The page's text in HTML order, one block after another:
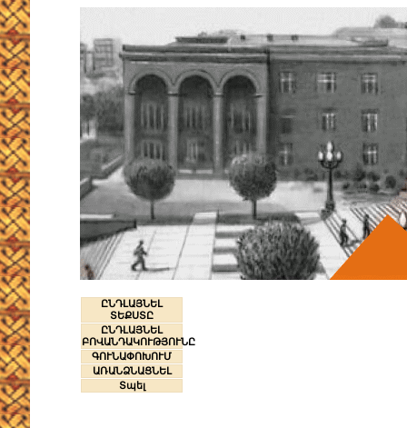
ԸՆԴԼԱՅՆԵԼ
ՏԵՔՍՏԸ
ԸՆԴԼԱՅՆԵԼ
ԲՈՎԱՆԴԱԿՈՒԹՅՈՒՆԸ
ԳՈՒՆԱՓՈԽՈՒՄ
ԱՌԱՆՁՆԱՑՆԵԼ
Տպել